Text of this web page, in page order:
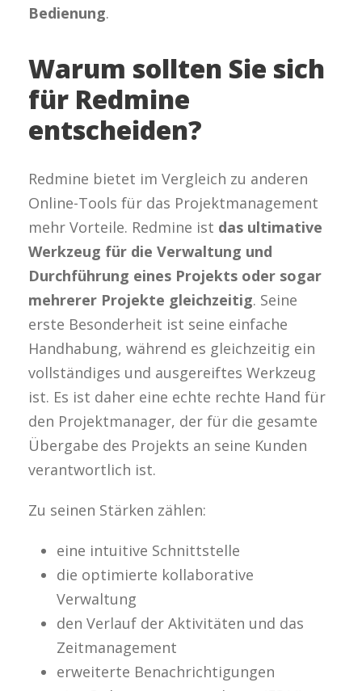
Bedienung.
Warum sollten Sie sich
für Redmine
entscheiden?
Redmine bietet im Vergleich zu anderen
Online-Tools für das Projektmanagement
mehr Vorteile. Redmine ist das ultimative
Werkzeug für die Verwaltung und
Durchführung eines Projekts oder sogar
mehrerer Projekte gleichzeitig. Seine
erste Besonderheit ist seine einfache
Handhabung, während es gleichzeitig ein
vollständiges und ausgereiftes Werkzeug
ist. Es ist daher eine echte rechte Hand für
den Projektmanager, der für die gesamte
Übergabe des Projekts an seine Kunden
verantwortlich ist.
Zu seinen Stärken zählen:
eine intuitive Schnittstelle
die optimierte kollaborative
Verwaltung
den Verlauf der Aktivitäten und das
Zeitmanagement
erweiterte Benachrichtigungen